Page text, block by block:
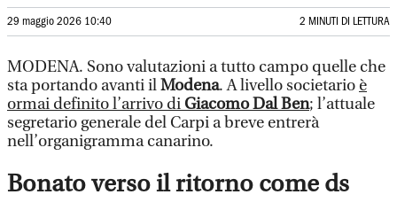
29 maggio 2026 10:40 2 MINUTI DI LETTURA
MODENA. Sono valutazioni a tutto campo quelle che
sta portando avanti ilModena. A livello societario è
ormai definito l’arrivo diGiacomo Dal Ben; l’attuale
segretario generale del Carpi a breve entrerà
nell’organigramma canarino.
Bonato verso il ritorno come ds